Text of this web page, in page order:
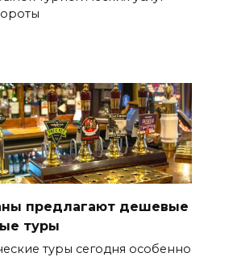
предлагают дешевые
туры
туры сегодня особенно